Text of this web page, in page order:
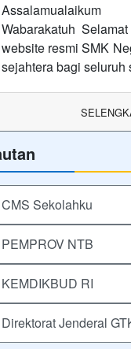
Wabarakatuh
website resmi SMK
sejahtera bagi
CMS Sekolahku
PEMPROV NTB
KEMDIKBUD RI
Direktorat Jenderal